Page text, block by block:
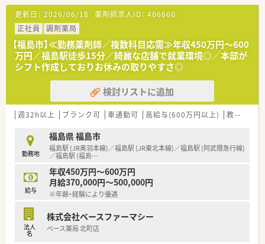
【店舗情報と応需状況について】
■福島交通飯坂線の岩代清水駅から徒歩3分という抜群の立地に
あり、通勤利便性が非常に高く通いやすい店舗です。
■主な応需科目は眼科が50％で整形外科が35％となっており、
残りの15％は広域の面応需で対応しています。
■1日平均130枚の処方箋を常勤3名とパート1名の薬剤師、さら
に事務4名の厚い体制で迅速に処理しています。
【職場環境と雰囲気】
■薬局内は窓が多く設置された開放的な造りとなっており、明る
く清潔感のある空間で気持ちよく業務に集中できます。
り、スタッフ同士が協力し合う温かい雰囲気の職場です。
■大手グループならではの福利厚生倶楽部やWELBOXに加入し
ており、プライベートの優待制度も非常に充実しています。
更新日： 2026/06/18 薬剤師求人ID： 406660
正社員
調剤薬局
【福島市】≪勤務薬剤師／複数科目応需≫年収450万円～600
万円／福島駅徒歩15分／綺麗な店舗で就業環境◎／本部が
シフト作成しておりお休みの取りやすさ◎
検討リストに追加
週32h以上 ブランク可 車通勤可 高給与(600万円以上) 教育制度あり
勤務地
福島県 福島市
福島駅 (JR奥羽本線)／福島駅 (JR東北本線)／福島駅 (阿武隈急行線)
／福島駅 (福島…
給与
年収450万円～600万円
月給370,000円～500,000円
※年齢・経験により優遇
法人
名
株式会社ベースファーマシー
ベース薬局 北町店